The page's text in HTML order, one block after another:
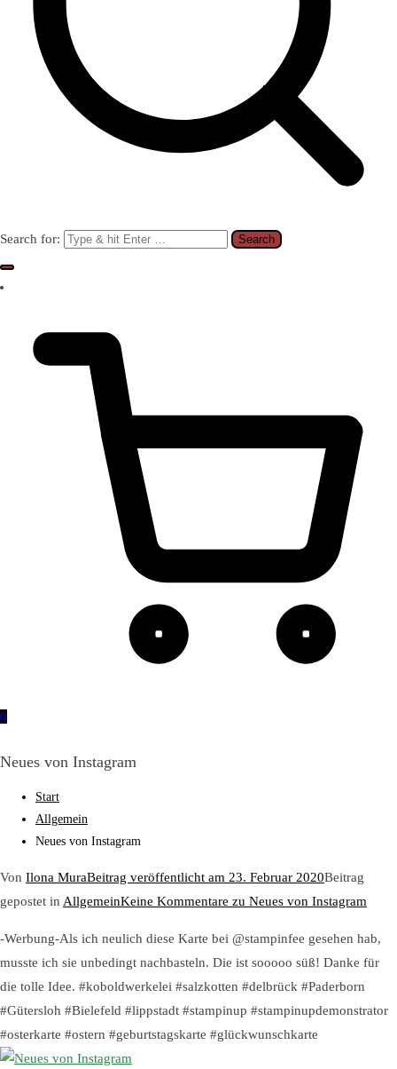
Search for:
0
Neues von Instagram
Start
Allgemein
Neues von Instagram
Von Ilona MuraBeitrag veröffentlicht am 23. Februar 2020Beitrag
gepostet in AllgemeinKeine Kommentare zu Neues von Instagram
-Werbung-Als ich neulich diese Karte bei @stampinfee gesehen hab,
musste ich sie unbedingt nachbasteln. Die ist sooooo süß! Danke für
die tolle Idee. #koboldwerkelei #salzkotten #delbrück #Paderborn
#Gütersloh #Bielefeld #lippstadt #stampinup #stampinupdemonstrator
#osterkarte #ostern #geburtstagskarte #glückwunschkarte